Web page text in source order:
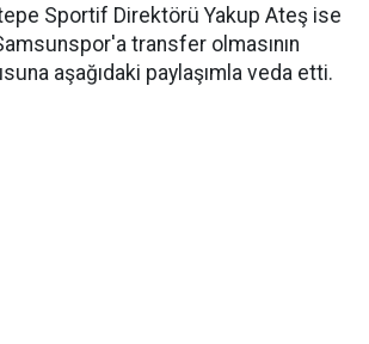
Sportif Direktörü Yakup Ateş ise
transfer olmasının
aşağıdaki paylaşımla veda etti.